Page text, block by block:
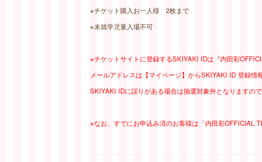
※チケット購入お一人様 2枚まで
※未就学児童入場不可
※チケットサイトに登録するSKIYAKI IDは『内田彩
メールアドレスは【マイページ】からSKIYAKI ID 登録情
SKIYAKI IDに誤りがある場合は抽選対象外となりますので
※なお、すでにお申込み済のお客様は「内田彩OFFICIAL